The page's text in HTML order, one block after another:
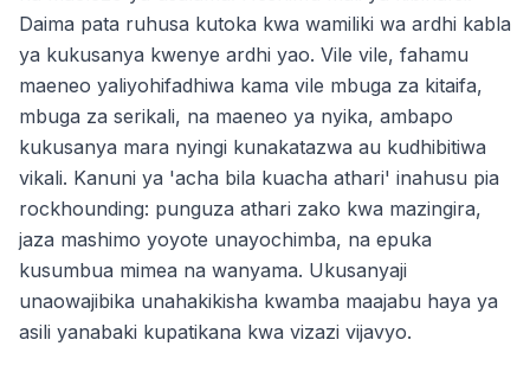
Daima pata ruhusa kutoka kwa wamiliki wa ardhi kabla
ya kukusanya kwenye ardhi yao. Vile vile, fahamu
maeneo yaliyohifadhiwa kama vile mbuga za kitaifa,
mbuga za serikali, na maeneo ya nyika, ambapo
kukusanya mara nyingi kunakatazwa au kudhibitiwa
vikali. Kanuni ya 'acha bila kuacha athari' inahusu pia
rockhounding: punguza athari zako kwa mazingira,
jaza mashimo yoyote unayochimba, na epuka
kusumbua mimea na wanyama. Ukusanyaji
unaowajibika unahakikisha kwamba maajabu haya ya
asili yanabaki kupatikana kwa vizazi vijavyo.